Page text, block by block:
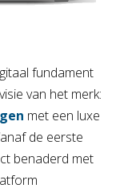
fundament
van het merk:
met een luxe
de eerste
benaderd met